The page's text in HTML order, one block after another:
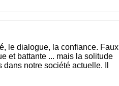
le dialogue, la confiance. Faux
et battante ... mais la solitude
notre société actuelle. Il